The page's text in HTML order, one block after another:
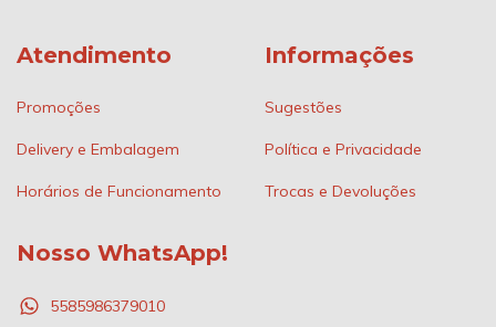
Atendimento
Promoções
Delivery e Embalagem
Horários de Funcionamento
Informações
Sugestões
Política e Privacidade
Trocas e Devoluções
Nosso WhatsApp!
5585986379010